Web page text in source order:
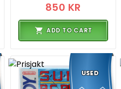
850 KR
ADD TO CART
USED